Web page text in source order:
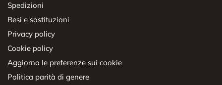
Spedizioni
Resi e sostituzioni
Privacy policy
Cookie policy
Aggiorna le preferenze sui cookie
Politica parità di genere